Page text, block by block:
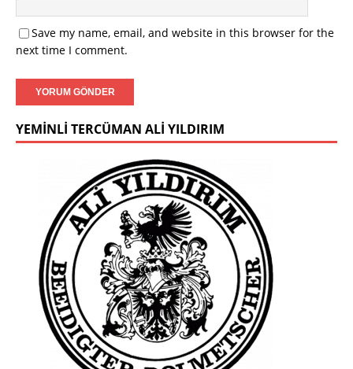
Save my name, email, and website in this browser for the
next time I comment.
YEMINLI TERCÜMAN ALI YILDIRIM